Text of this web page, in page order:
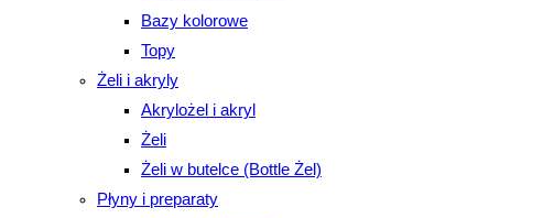
Bazy kolorowe
Topy
Żeli i akryly
Akrylożel i akryl
Żeli
Żeli w butelce (Bottle Żel)
Płyny i preparaty